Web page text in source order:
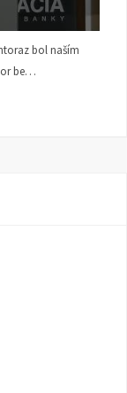
bol naším
be…